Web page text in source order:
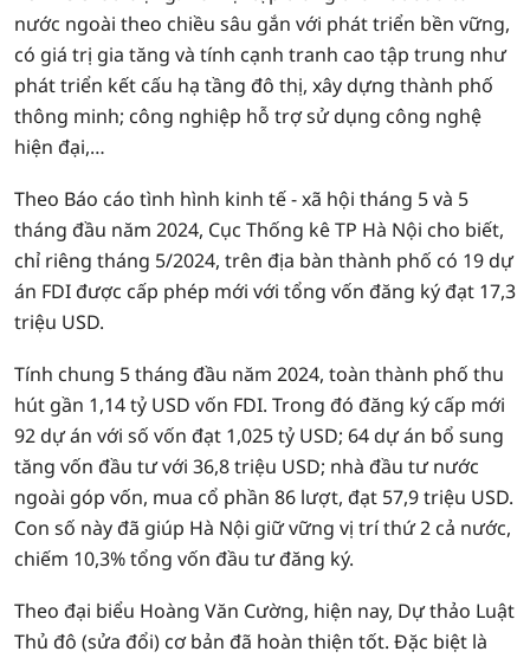
nước ngoài theo chiều sâu gắn với phát triển bền vững,
có giá trị gia tăng và tính cạnh tranh cao tập trung như
phát triển kết cấu hạ tầng đô thị, xây dựng thành phố
thông minh; công nghiệp hỗ trợ sử dụng công nghệ
hiện đại,…
Theo Báo cáo tình hình kinh tế - xã hội tháng 5 và 5
tháng đầu năm 2024, Cục Thống kê TP Hà Nội cho biết,
chỉ riêng tháng 5/2024, trên địa bàn thành phố có 19 dự
án FDI được cấp phép mới với tổng vốn đăng ký đạt 17,3
triệu USD.
Tính chung 5 tháng đầu năm 2024, toàn thành phố thu
hút gần 1,14 tỷ USD vốn FDI. Trong đó đăng ký cấp mới
92 dự án với số vốn đạt 1,025 tỷ USD; 64 dự án bổ sung
tăng vốn đầu tư với 36,8 triệu USD; nhà đầu tư nước
ngoài góp vốn, mua cổ phần 86 lượt, đạt 57,9 triệu USD.
Con số này đã giúp Hà Nội giữ vững vị trí thứ 2 cả nước,
chiếm 10,3% tổng vốn đầu tư đăng ký.
Theo đại biểu Hoàng Văn Cường, hiện nay, Dự thảo Luật
Thủ đô (sửa đổi) cơ bản đã hoàn thiện tốt. Đặc biệt là